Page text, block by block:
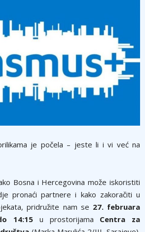
je počela – jeste li i vi već na
Bosna i Hercegovina može iskoristiti
pronaći partnere i kako zakoračiti u
pridružite nam se 27. februara
14:15 u prostorijama Centra za